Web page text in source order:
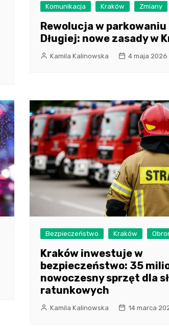
Komunikacja Kraków Zmiany
Rewolucja w parkowaniu
Długiej: nowe zasady w
Kamila Kalinowska 4 maja 2026
Bezpieczeństwo Kraków
Kraków inwestuje w
bezpieczeństwo: 35
nowoczesny sprzęt dla
ratunkowych
Kamila Kalinowska 14 marca